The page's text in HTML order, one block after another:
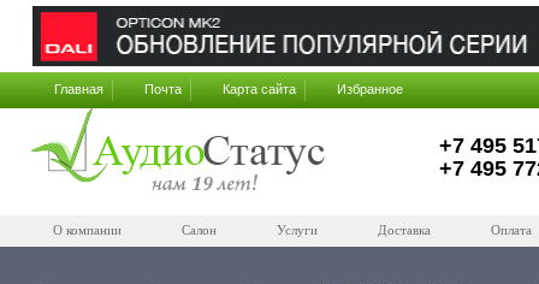
Главная Почта Карта сайта Избранное
+7 495
+7 495
О компании Салон Услуги Доставка Оплата